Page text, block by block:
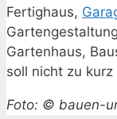
Fertighaus,
Gartenhaus,
soll nicht zu kurz
Foto: © bauen-